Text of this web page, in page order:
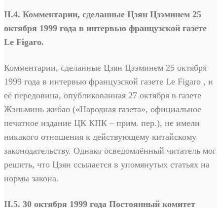
II.4. Комментарии, сделанные Цзян Цзэминем 25
октября 1999 года в интервью французской газете
Le Figaro.
Комментарии, сделанные Цзян Цзэминем 25 октября
1999 года в интервью французской газете Le Figaro , и
её передовица, опубликованная 27 октября в газете
Жэньминь жибао («Народная газета», официальное
печатное издание ЦК КПК – прим. пер.), не имели
никакого отношения к действующему китайскому
законодательству. Однако осведомлённый читатель мог
решить, что Цзян ссылается в упомянутых статьях на
нормы закона.
II.5. 30 октября 1999 года Постоянный комитет